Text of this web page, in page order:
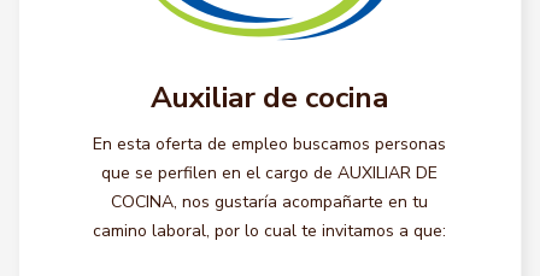
Auxiliar de cocina
En esta oferta de empleo buscamos personas
que se perfilen en el cargo de AUXILIAR DE
COCINA, nos gustaría acompañarte en tu
camino laboral, por lo cual te invitamos a que: